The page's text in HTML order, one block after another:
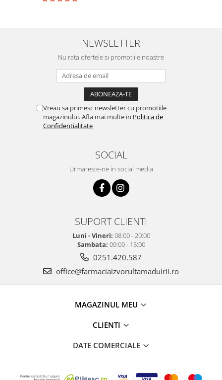
NEWSLETTER
Nu rata ofertele si promotiile noastre
Vreau sa primesc newsletter cu promotiile
magazinului. Afla mai multe in Politica de
Confidentialitate
SOCIAL
Urmareste-ne in social media
SUPORT CLIENTI
Luni - Vineri: 08:00 - 20:00
Sambata: 09:00 - 15:00
0251.420.587
office@farmaciaizvorultamaduirii.ro
MAGAZINUL MEU
CLIENTI
DATE COMERCIALE